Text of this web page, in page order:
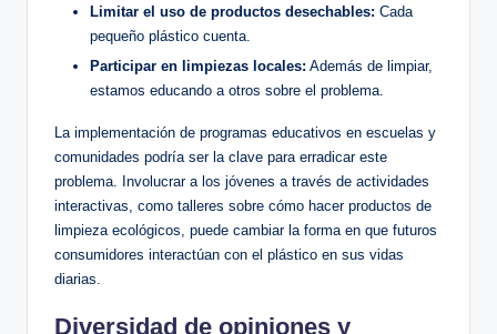
Limitar ‌el uso de productos desechables: Cada
pequeño plástico cuenta.
Participar en limpiezas locales: Además de limpiar,
estamos educando a otros sobre el problema.
La implementación de programas educativos ‌en escuelas y
comunidades podría ser⁣ la⁣ clave para erradicar este
problema. Involucrar a los jóvenes a ​través de actividades
interactivas, como talleres​ sobre cómo hacer productos de
limpieza ecológicos, puede cambiar la forma en ⁣que futuros⁢
consumidores interactúan con el plástico en sus⁣ vidas
diarias.
Diversidad de opiniones y